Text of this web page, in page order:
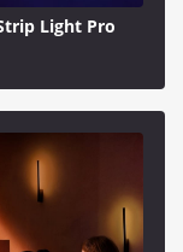
Light Pro